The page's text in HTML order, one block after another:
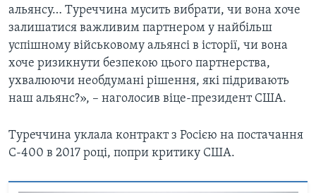
альянсу… Туреччина мусить вибрати, чи вона хоче
залишатися важливим партнером у найбільш
успішному військовому альянсі в історії, чи вона
хоче ризикнути безпекою цього партнерства,
ухвалюючи необдумані рішення, які підривають
наш альянс?», – наголосив віце-президент США.
Туреччина уклала контракт з Росією на постачання
С-400 в 2017 році, попри критику США.